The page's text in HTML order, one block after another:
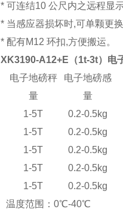
* 可连结10 公尺内之远程显示
* 当感应器损坏时,可单颗更换
* 配有M12 环扣,方便搬运。
XK3190-A12+E（1t-3t）电
电子地磅秤
量
电子地磅感
量
1-5T 0.2-0.5kg
1-5T 0.2-0.5kg
1-5T 0.2-0.5kg
1-5T 0.2-0.5kg
1-5T 0.2-0.5kg
温度范围：0℃-40℃